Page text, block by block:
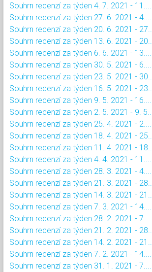
Souhrn recenzí za týden 4. 7. 2021 - 11....
Souhrn recenzí za týden 27. 6. 2021 - 4....
Souhrn recenzí za týden 20. 6. 2021 - 27....
Souhrn recenzí za týden 13. 6. 2021 - 20....
Souhrn recenzí za týden 6. 6. 2021 - 13....
Souhrn recenzí za týden 30. 5. 2021 - 6....
Souhrn recenzí za týden 23. 5. 2021 - 30....
Souhrn recenzí za týden 16. 5. 2021 - 23....
Souhrn recenzí za týden 9. 5. 2021 - 16....
Souhrn recenzí za týden 2. 5. 2021 - 9. 5....
Souhrn recenzí za týden 25. 4. 2021 - 2....
Souhrn recenzí za týden 18. 4. 2021 - 25....
Souhrn recenzí za týden 11. 4. 2021 - 18....
Souhrn recenzí za týden 4. 4. 2021 - 11....
Souhrn recenzí za týden 28. 3. 2021 - 4....
Souhrn recenzí za týden 21. 3. 2021 - 28....
Souhrn recenzí za týden 14. 3. 2021 - 21....
Souhrn recenzí za týden 7. 3. 2021 - 14....
Souhrn recenzí za týden 28. 2. 2021 - 7....
Souhrn recenzí za týden 21. 2. 2021 - 28....
Souhrn recenzí za týden 14. 2. 2021 - 21....
Souhrn recenzí za týden 7. 2. 2021 - 14....
Souhrn recenzí za týden 31. 1. 2021 - 7....